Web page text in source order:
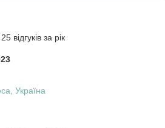
відгуків за рік
Україна